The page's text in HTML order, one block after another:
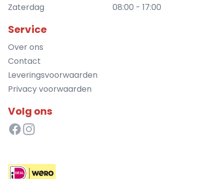
Zaterdag
08:00 - 17:00
Service
Over ons
Contact
Leveringsvoorwaarden
Privacy voorwaarden
Volg ons